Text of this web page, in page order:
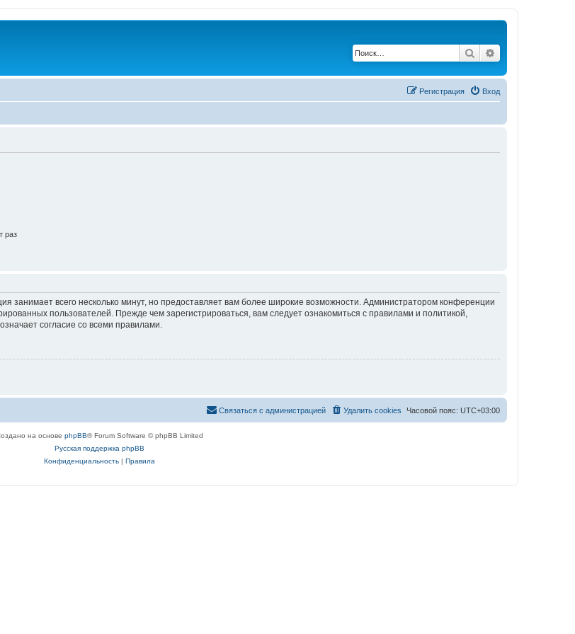
Поиск
Вход
Регистрация
раз
занимает всего несколько минут, но предоставляет вам более широкие возможности. Администратором конференции
пользователей. Прежде чем зарегистрироваться, вам следует ознакомиться с правилами и политикой,
согласие со всеми правилами.
Часовой пояс: UTC+03:00
Удалить cookies
Связаться с администрацией
на основе phpBB® Forum Software © phpBB Limited
Русская поддержка phpBB
Конфиденциальность| Правила